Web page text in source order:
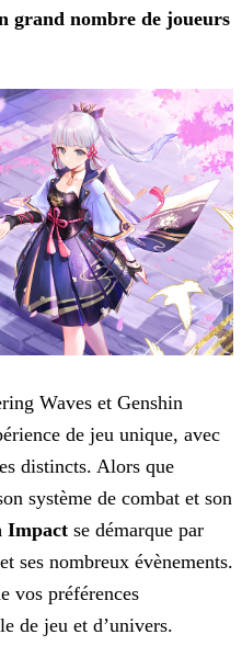
grand nombre de joueurs
Waves et Genshin
de jeu unique, avec
distincts. Alors que
système de combat et son
Impact se démarque par
ses nombreux évènements.
vos préférences
de jeu et d’univers.